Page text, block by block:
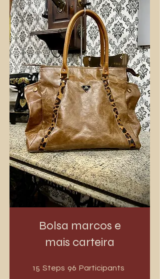
Bolsa marcos e
mais carteira
15 Steps 15 Steps
96 Participants